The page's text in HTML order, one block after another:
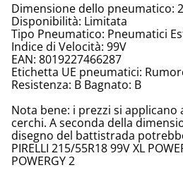
Dimensione dello pneumatico:
Disponibilità: Limitata
Tipo Pneumatico: Pneumatici
Indice di Velocità: 99V
EAN: 8019227466287
Etichetta UE pneumatici:
Resistenza: B Bagnato: B
Nota bene: i prezzi si applicano
cerchi. A seconda della
disegno del battistrada
PIRELLI 215/55R18 99V XL
POWERGY 2